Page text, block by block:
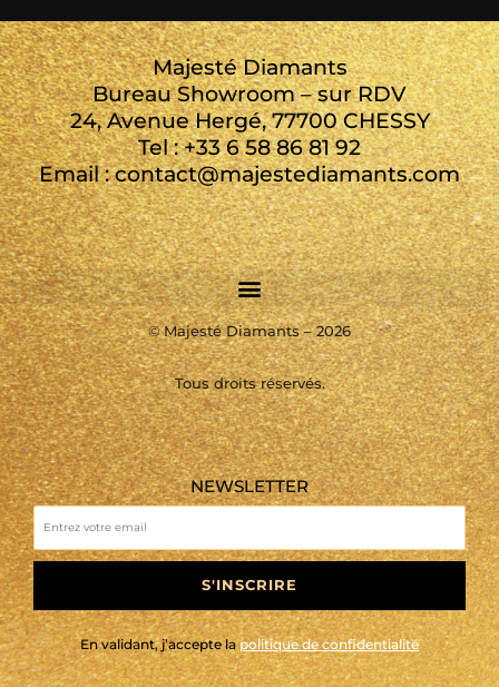
Majesté Diamants
Bureau Showroom – sur RDV
24, Avenue Hergé, 77700 CHESSY
Tel : +33 6 58 86 81 92
Email : contact@majestediamants.com
©Majesté Diamants – 2026
Tous droits réservés.
NEWSLETTER
S'INSCRIRE
En validant, j’accepte lapolitique de confidentialité